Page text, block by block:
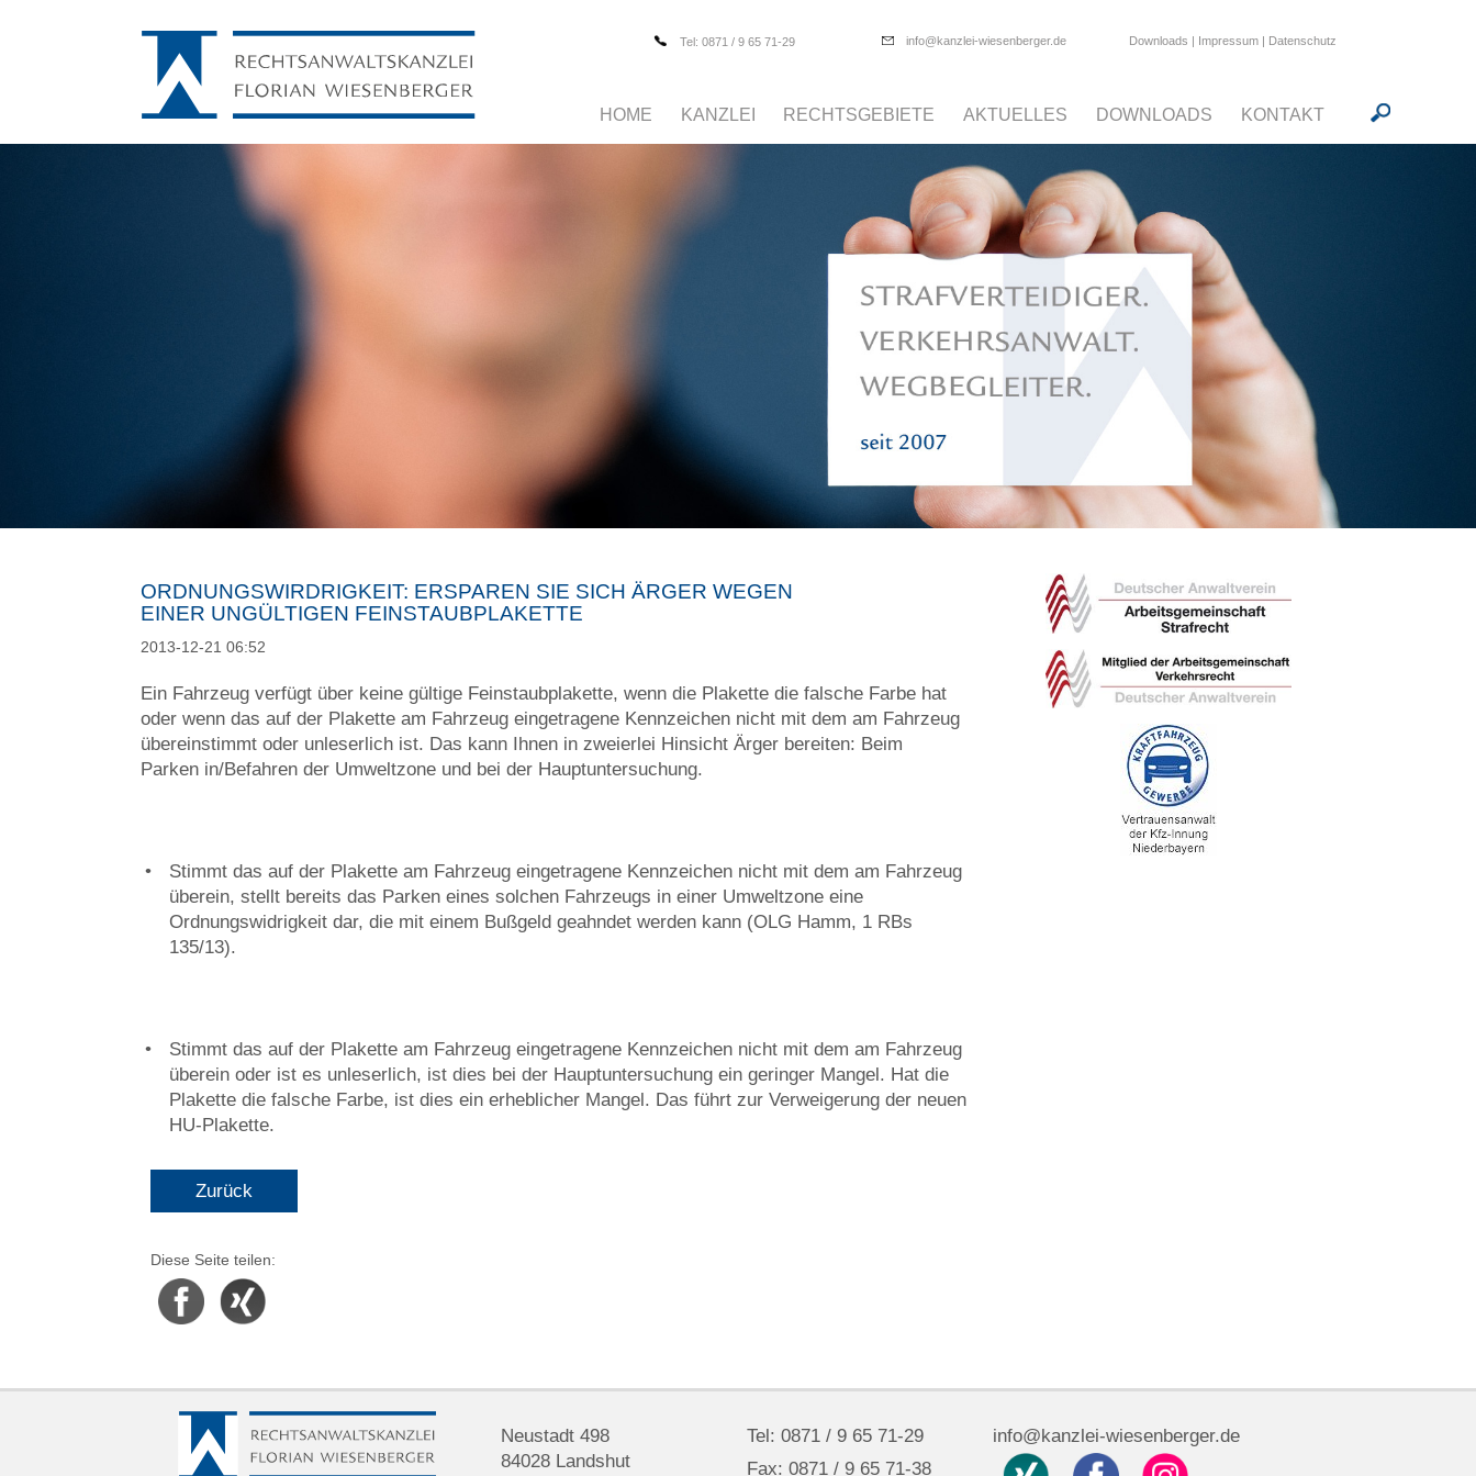
Tel: 0871 / 9 65 71-29 info@kanzlei-wiesenberger.de Downloads | Impressum| Datenschutz
HOME KANZLEI RECHTSGEBIETE AKTUELLES DOWNLOADS KONTAKT
ORDNUNGSWIRDRIGKEIT: ERSPAREN SIE SICH ÄRGER WEGEN
EINER UNGÜLTIGEN FEINSTAUBPLAKETTE
2013-12-21 06:52
Ein Fahrzeug verfügt über keine gültige Feinstaubplakette, wenn die Plakette die falsche Farbe hat
oder wenn das auf der Plakette am Fahrzeug eingetragene Kennzeichen nicht mit dem am Fahrzeug
übereinstimmt oder unleserlich ist. Das kann Ihnen in zweierlei Hinsicht Ärger bereiten: Beim
Parken in/Befahren der Umweltzone und bei der Hauptuntersuchung.
Stimmt das auf der Plakette am Fahrzeug eingetragene Kennzeichen nicht mit dem am Fahrzeug
überein, stellt bereits das Parken eines solchen Fahrzeugs in einer Umweltzone eine
Ordnungswidrigkeit dar, die mit einem Bußgeld geahndet werden kann (OLG Hamm, 1 RBs
135/13).
Stimmt das auf der Plakette am Fahrzeug eingetragene Kennzeichen nicht mit dem am Fahrzeug
überein oder ist es unleserlich, ist dies bei der Hauptuntersuchung ein geringer Mangel. Hat die
Plakette die falsche Farbe, ist dies ein erheblicher Mangel. Das führt zur Verweigerung der neuen
HU-Plakette.
Zurück
Diese Seite teilen:
Facebook Xing
Neustadt 498
84028 Landshut
Tel: 0871 / 9 65 71-29
Fax: 0871 / 9 65 71-38
info@kanzlei-wiesenberger.de